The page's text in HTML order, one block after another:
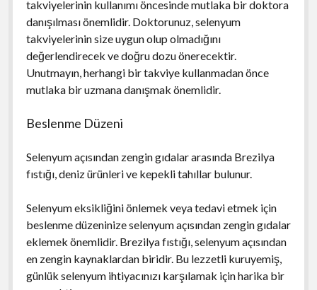
takviyelerinin kullanımı öncesinde mutlaka bir doktora
danışılması önemlidir. Doktorunuz, selenyum
takviyelerinin size uygun olup olmadığını
değerlendirecek ve doğru dozu önerecektir.
Unutmayın, herhangi bir takviye kullanmadan önce
mutlaka bir uzmana danışmak önemlidir.
Beslenme Düzeni
Selenyum açısından zengin gıdalar arasında Brezilya
fıstığı, deniz ürünleri ve kepekli tahıllar bulunur.
Selenyum eksikliğini önlemek veya tedavi etmek için
beslenme düzeninize selenyum açısından zengin gıdalar
eklemek önemlidir. Brezilya fıstığı, selenyum açısından
en zengin kaynaklardan biridir. Bu lezzetli kuruyemiş,
günlük selenyum ihtiyacınızı karşılamak için harika bir